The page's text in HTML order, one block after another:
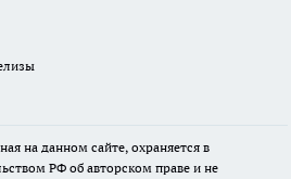
на данном сайте, охраняется в
РФ об авторском праве и не